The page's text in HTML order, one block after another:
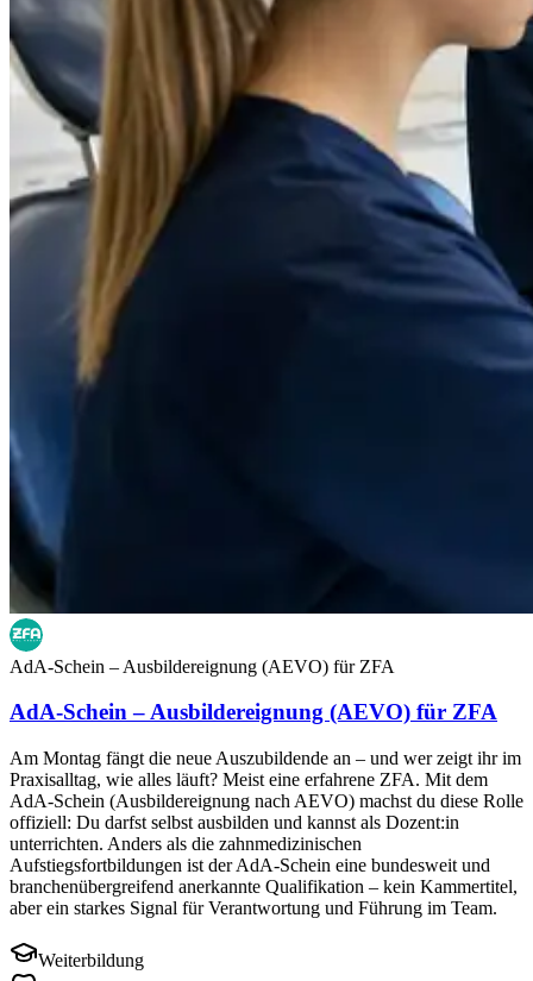
AdA-Schein – Ausbildereignung (AEVO) für ZFA
AdA-Schein – Ausbildereignung (AEVO) für ZFA
Am Montag fängt die neue Auszubildende an – und wer zeigt ihr im
Praxisalltag, wie alles läuft? Meist eine erfahrene ZFA. Mit dem
AdA-Schein (Ausbildereignung nach AEVO) machst du diese Rolle
offiziell: Du darfst selbst ausbilden und kannst als Dozent:in
unterrichten. Anders als die zahnmedizinischen
Aufstiegsfortbildungen ist der AdA-Schein eine bundesweit und
branchenübergreifend anerkannte Qualifikation – kein Kammertitel,
aber ein starkes Signal für Verantwortung und Führung im Team.
Weiterbildung